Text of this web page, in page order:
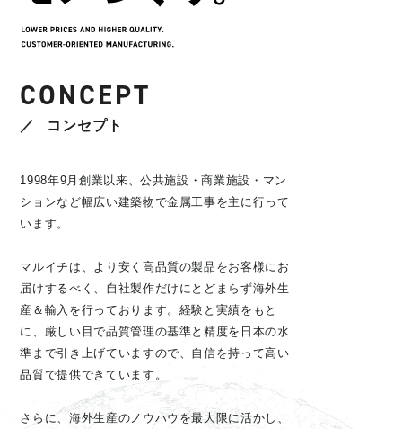
CONCEPT
コンセプト
1998年9月創業以来、公共施設・商業施設・マン
ションなど幅広い建築物で金属工事を主に行って
います。
マルイチは、より安く高品質の製品をお客様にお
届けするべく、自社製作だけにとどまらず海外生
産＆輸入を行っております。経験と実績をもと
に、厳しい目で品質管理の基準と精度を日本の水
準まで引き上げていますので、自信を持って高い
品質で提供できています。
さらに、海外生産のノウハウを最大限に活かし、